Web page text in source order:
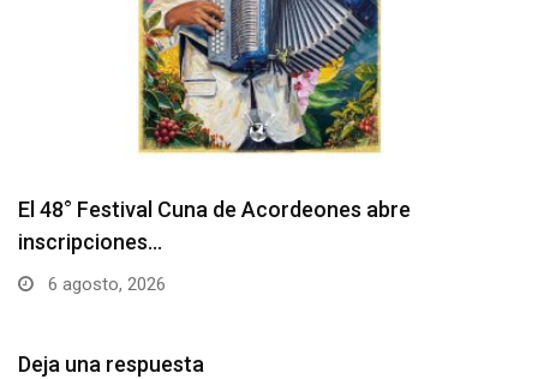
Deja una respuesta